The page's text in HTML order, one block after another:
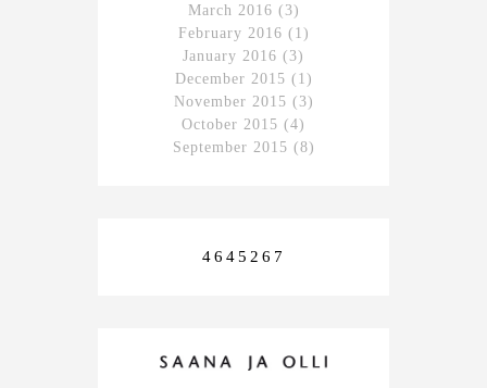
March 2016 (3)
February 2016 (1)
January 2016 (3)
December 2015 (1)
November 2015 (3)
October 2015 (4)
September 2015 (8)
4645267